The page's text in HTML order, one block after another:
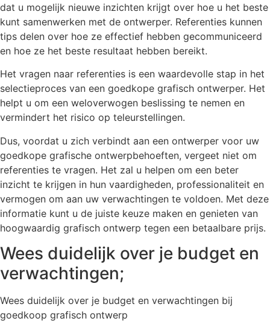
dat u mogelijk nieuwe inzichten krijgt over hoe u het beste
kunt samenwerken met de ontwerper. Referenties kunnen
tips delen over hoe ze effectief hebben gecommuniceerd
en hoe ze het beste resultaat hebben bereikt.
Het vragen naar referenties is een waardevolle stap in het
selectieproces van een goedkope grafisch ontwerper. Het
helpt u om een weloverwogen beslissing te nemen en
vermindert het risico op teleurstellingen.
Dus, voordat u zich verbindt aan een ontwerper voor uw
goedkope grafische ontwerpbehoeften, vergeet niet om
referenties te vragen. Het zal u helpen om een beter
inzicht te krijgen in hun vaardigheden, professionaliteit en
vermogen om aan uw verwachtingen te voldoen. Met deze
informatie kunt u de juiste keuze maken en genieten van
hoogwaardig grafisch ontwerp tegen een betaalbare prijs.
Wees duidelijk over je budget en
verwachtingen;
Wees duidelijk over je budget en verwachtingen bij
goedkoop grafisch ontwerp